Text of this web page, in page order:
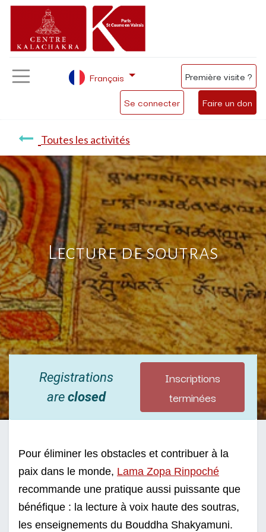
Se connecter Faire un don
Français Première visite ?
Toutes les activités
Lecture de soutras
Registrations
areclosed
Inscriptions
terminées
Pour éliminer les obstacles et contribuer à la
paix dans le monde, Lama Zopa Rinpoché
recommande une pratique aussi puissante que
bénéfique : la lecture à voix haute des soutras,
les enseignements du Bouddha Shakyamuni.